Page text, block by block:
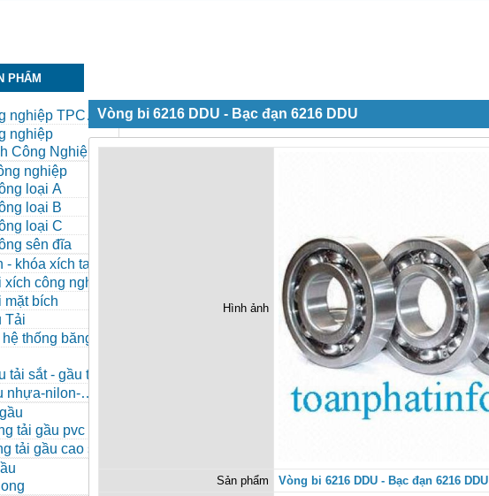
PHẨM
nghiệp TPC
nghiệp
Công Nghiệp -
Cong Nghiep
nghiệp
loại A
loại B
loại C
sên đĩa
- khóa xích tai eo
công nghiệp
công nghiệp
mặt bích
Tải
thống băng tải
tải sắt - gầu tải
nhựa-nilon-
tải gầu pvc
tải gầu cao su
Vòng bi 6216 DDU - Bạc đạn 6216 DDU
Hình ảnh
Sản phẩm
Vòng bi 6216 DDU - Bạc đạn 6216 DDU